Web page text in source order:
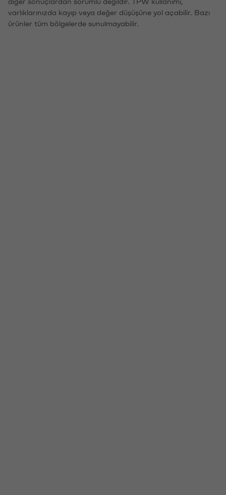
varlıklarınızda kayıp veya değer düşüşüne yol açabilir. Bazı
ürünler tüm bölgelerde sunulmayabilir.